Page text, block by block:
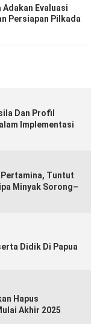
Adakan Evaluasi
Persiapan Pilkada
Dan Profil
Implementasi
Tuntut
Minyak Sorong–
Didik Di Papua
Hapus
Akhir 2025